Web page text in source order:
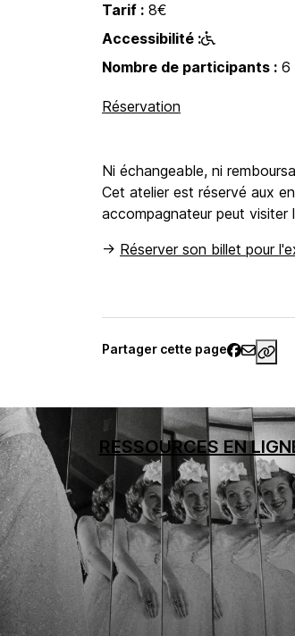
Tarif : 8€
Accessibilité :
Nombre de participants : 6
Réservation
Ni échangeable, ni
Cet atelier est réservé aux
accompagnateur peut visiter
-> Réserver son billet pour
Partager cette page
RESSOURCES EN